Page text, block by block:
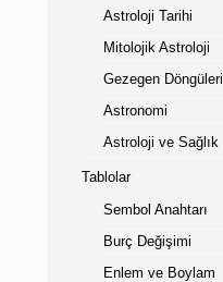
Astroloji Tarihi
Mitolojik Astroloji
Gezegen Döngüleri
Astronomi
Astroloji ve Sağlık
Tablolar
Sembol Anahtarı
Burç Değişimi
Enlem ve Boylam